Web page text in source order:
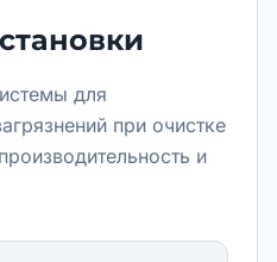
для
при очистке
и